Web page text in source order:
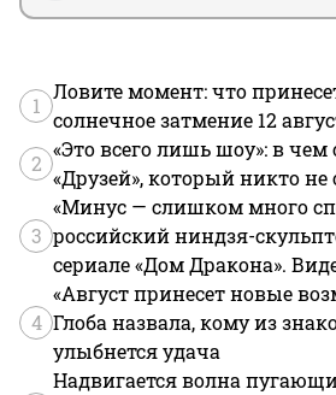
1
Ловите момент: что
солнечное затмение 12
2
«Это всего лишь шоу»: в чем
«Друзей», который никто не
3
«Минус — слишком много
российский ниндзя-
сериале «Дом Дракона».
4
«Август принесет новые
Глоба назвала, кому из
улыбнется удача
Надвигается волна